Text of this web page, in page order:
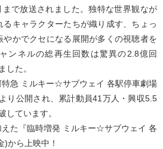
で放送されました。独特な世界観なが
るキャラクターたちが織り成す、ちょっ
やかでクセになる展開が多くの視聴者を
ンネルの総再生回数は驚異の2.8億回
した。
急 ミルキー☆サブウェイ 各駅停車劇場
り公開され、累計動員41万人・興収5.5
しています。
た『臨時増発 ミルキー☆サブウェイ 各
から上映中！